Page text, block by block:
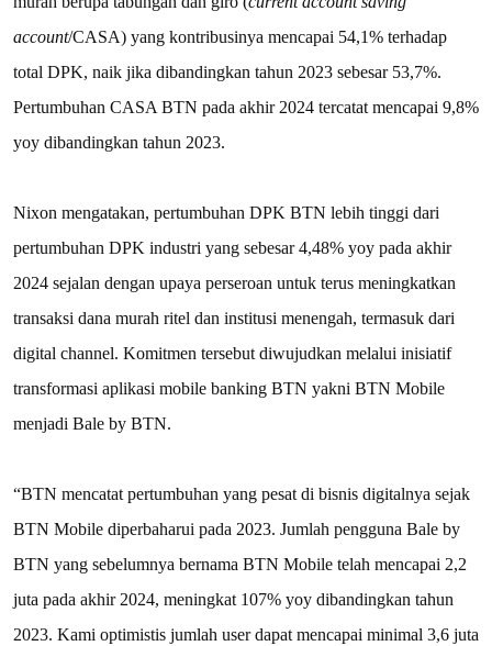
account/CASA) yang kontribusinya mencapai 54,1% terhadap
total DPK, naik jika dibandingkan tahun 2023 sebesar 53,7%.
Pertumbuhan CASA BTN pada akhir 2024 tercatat mencapai 9,8%
yoy dibandingkan tahun 2023.
Nixon mengatakan, pertumbuhan DPK BTN lebih tinggi dari
pertumbuhan DPK industri yang sebesar 4,48% yoy pada akhir
2024 sejalan dengan upaya perseroan untuk terus meningkatkan
transaksi dana murah ritel dan institusi menengah, termasuk dari
digital channel. Komitmen tersebut diwujudkan melalui inisiatif
transformasi aplikasi mobile banking BTN yakni BTN Mobile
menjadi Bale by BTN.
“BTN mencatat pertumbuhan yang pesat di bisnis digitalnya sejak
BTN Mobile diperbaharui pada 2023. Jumlah pengguna Bale by
BTN yang sebelumnya bernama BTN Mobile telah mencapai 2,2
juta pada akhir 2024, meningkat 107% yoy dibandingkan tahun
2023. Kami optimistis jumlah user dapat mencapai minimal 3,6 juta